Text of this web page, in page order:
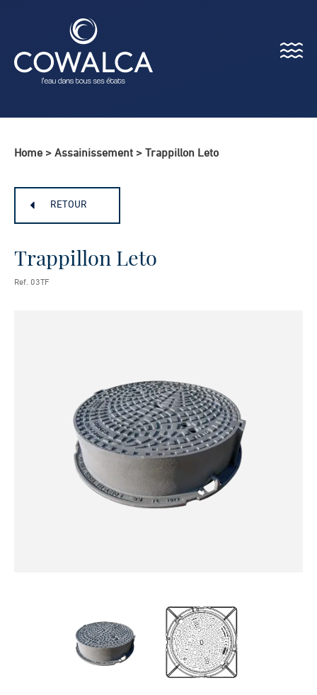
Menu
Home > Assainissement > Trappillon Leto
RETOUR
Trappillon Leto
Ref. 03TF